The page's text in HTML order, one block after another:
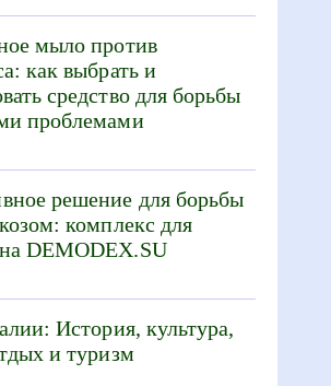
мыло против
как выбрать и
средство для борьбы
проблемами
решение для борьбы
комплекс для
DEMODEX.SU
История, культура,
и туризм